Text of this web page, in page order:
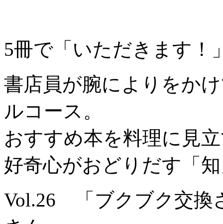
5冊で「いただきます！
書店員が腕によりをか
ルコース。
おすすめ本を料理に見
好奇心がおどりだす「
Vol.26 「ブクブク交